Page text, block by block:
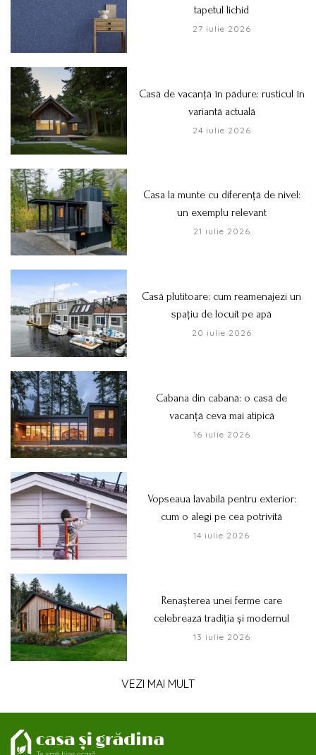
tapetul lichid
27 iulie 2026
Casă de vacanță în pădure: rusticul în
variantă actuală
24 iulie 2026
Casa la munte cu diferență de nivel:
un exemplu relevant
21 iulie 2026
Casă plutitoare: cum reamenajezi un
spațiu de locuit pe apă
20 iulie 2026
Cabana din cabană: o casă de
vacanță ceva mai atipică
16 iulie 2026
Vopseaua lavabilă pentru exterior:
cum o alegi pe cea potrivită
14 iulie 2026
Renașterea unei ferme care
celebrează tradiția și modernul
13 iulie 2026
VEZI MAI MULT